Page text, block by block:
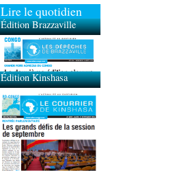
Lire le quotidien
Édition Brazzaville
Édition Kinshasa